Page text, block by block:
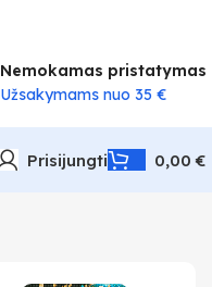
Nemokamas pristatymas
Užsakymams nuo 35 €
Prisijungti 0,00€